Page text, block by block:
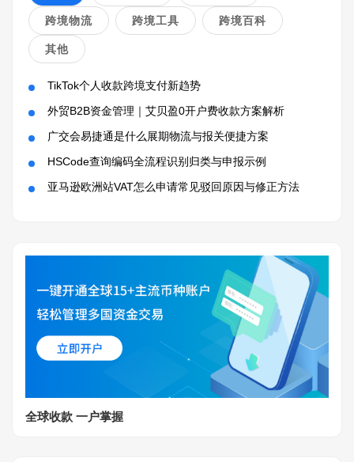
跨境物流 跨境工具 跨境百科
其他
TikTok个人收款跨境支付新趋势
外贸B2B资金管理｜艾贝盈0开户费收款方案解析
广交会易捷通是什么展期物流与报关便捷方案
HSCode查询编码全流程识别归类与申报示例
亚马逊欧洲站VAT怎么申请常见驳回原因与修正方法
全球收款 一户掌握